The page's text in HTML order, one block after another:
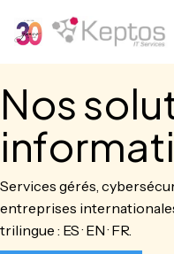
Nos
Services gérés,
entreprises
trilingue : ES · EN · FR.